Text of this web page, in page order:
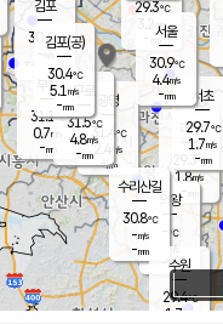
과천
29.3℃
1.8m/s
- mm
의왕
- ℃
m/s
mm
김포
30.4℃
-m/s
mm
광명
31.4 ℃
2.4 m/s
-mm
부천
31.1℃
0.7m/s
-mm
구로
31.5℃
4.8m/s
-mm
29.3℃
3.2 m/s
- mm
서초
29.7℃
1.7m/s
-mm
수리산길
30.8℃
-m/s
-mm
김포(공)
30.4℃
5.1 m/s
-mm
수원
29.4℃
1.7 m/s
서울
30.9℃
4.4m/s
-mm